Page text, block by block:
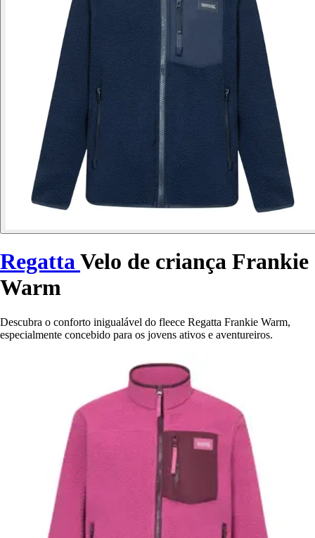
Regatta Velo de criança Frankie
Warm
Descubra o conforto inigualável do fleece Regatta Frankie Warm,
especialmente concebido para os jovens ativos e aventureiros.